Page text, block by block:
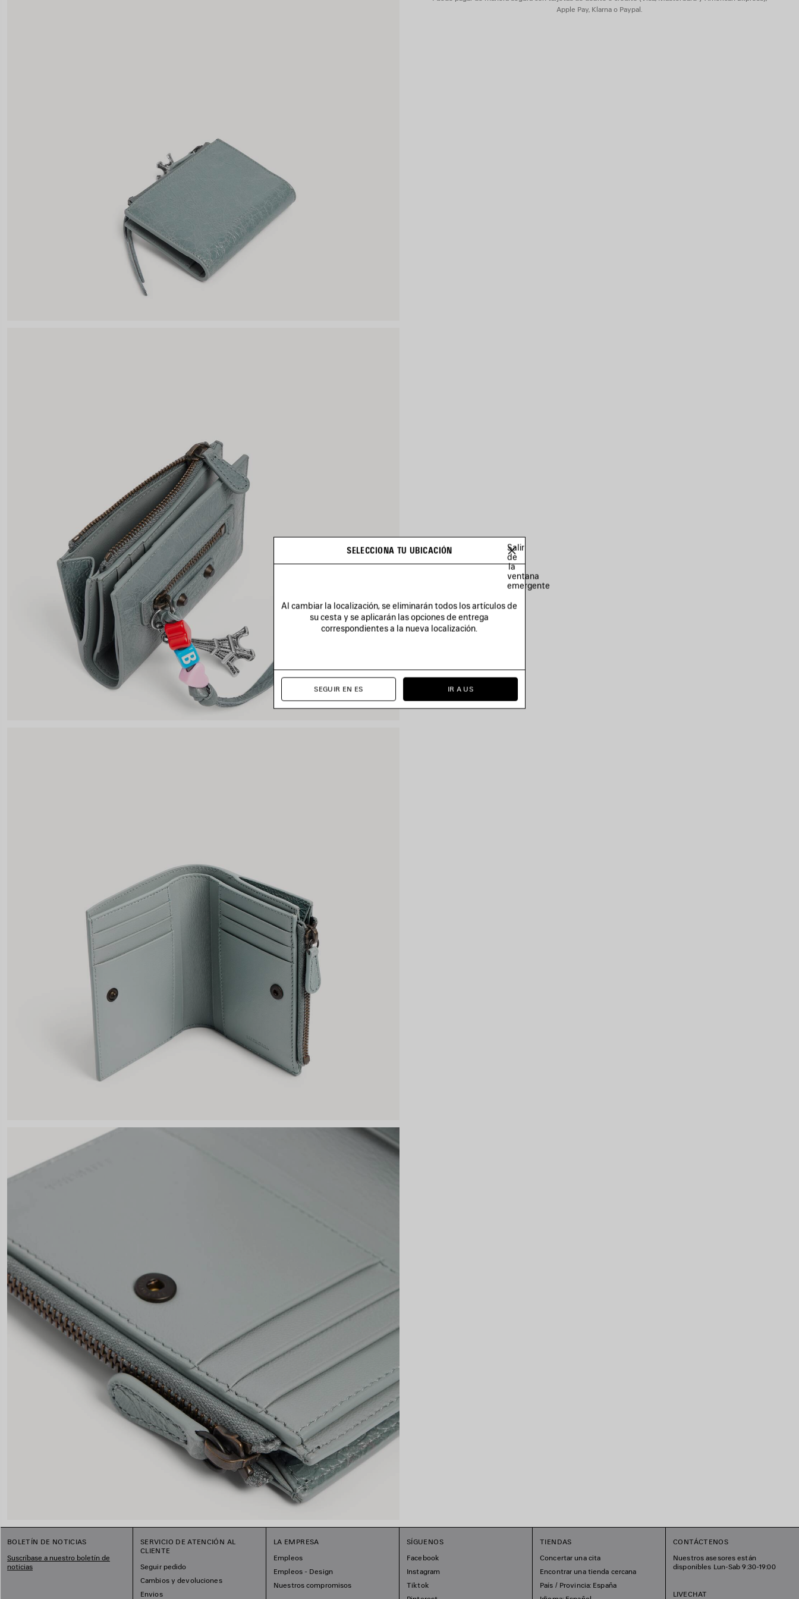
Apple Pay, Klarna o Paypal.
BOLETÍN DE NOTICIAS
Suscríbase a nuestro boletín de
noticias
SERVICIO DE ATENCIÓN AL
CLIENTE
Seguir pedido
Cambios y devoluciones
Envios
LA EMPRESA
Empleos
Empleos - Design
Nuestros compromisos
SÍGUENOS
Facebook
Instagram
Tiktok
TIENDAS
Concertar una cita
Encontrar una tienda cercana
País / Provincia: España
CONTÁCTENOS
Nuestros asesores están
disponibles Lun-Sab 9:30-19:00
LIVECHAT
SELECCIONA TU UBICACIÓN
Salir
de
la
ventana
emergente
Al cambiar la localización, se eliminarán todos los artículos de
su cesta y se aplicarán las opciones de entrega
correspondientes a la nueva localización.
SEGUIR EN ES IR A US